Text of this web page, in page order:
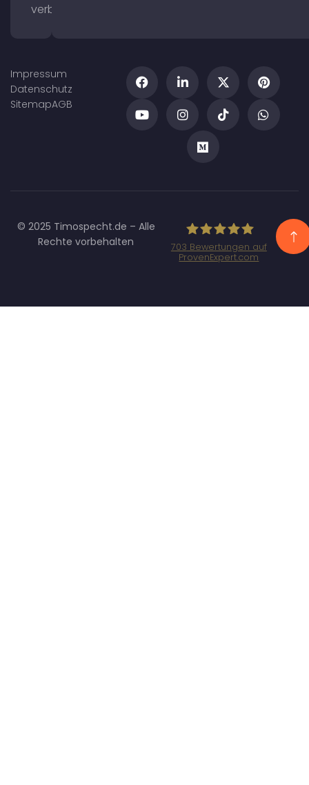
verbessern
Impressum
Datenschutz
SitemapAGB
© 2025 Timospecht.de – Alle
Rechte vorbehalten
Marketing GmbH
703 Bewertungen auf
ProvenExpert.com